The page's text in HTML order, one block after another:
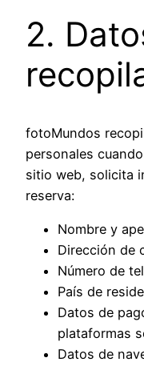
2.
fotoMundos
personales
sitio web, solicita
reserva:
Nombre y
Dirección de
Número de
País de
Datos de
plataformas
Datos de